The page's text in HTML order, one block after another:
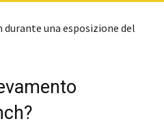
durante una esposizione del